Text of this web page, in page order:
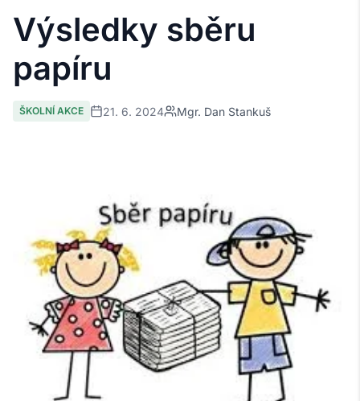
Výsledky sběru
papíru
ŠKOLNÍ AKCE 21. 6. 2024 Mgr. Dan Stankuš